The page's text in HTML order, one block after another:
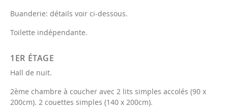
Buanderie: détails voir ci-dessous.
Toilette indépendante.
1ER ÉTAGE
Hall de nuit.
2ème chambre à coucher avec 2 lits simples accolés (90 x
200cm). 2 couettes simples (140 x 200cm).